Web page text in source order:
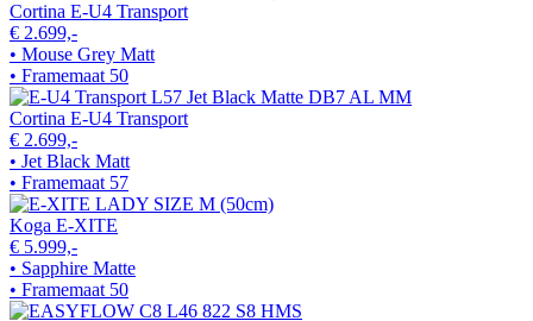
Cortina E-U4 Transport
€ 2.699,-
• Mouse Grey Matt
• Framemaat 50
Cortina E-U4 Transport
€ 2.699,-
• Jet Black Matt
• Framemaat 57
Koga E-XITE
€ 5.999,-
• Sapphire Matte
• Framemaat 50